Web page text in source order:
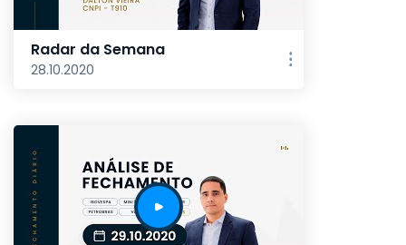
Radar da Semana
28.10.2020